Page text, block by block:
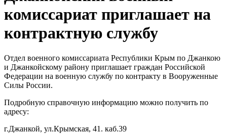
комиссариат приглашает на
контрактную службу
Отдел военного комиссариата Республики Крым по Джанкою
и Джанкойскому району приглашает граждан Российской
Федерации на военную службу по контракту в Вооруженные
Силы России.
Подробную справочную информацию можно получить по
адресу:
г.Джанкой, ул.Крымская, 41. каб.39